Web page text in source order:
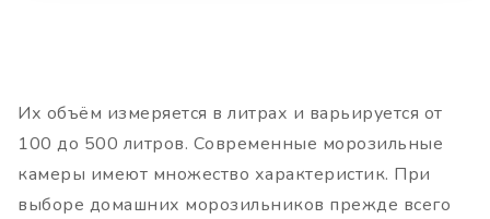
Их объём измеряется в литрах и варьируется от
100 до 500 литров. Современные морозильные
камеры имеют множество характеристик. При
выборе домашних морозильников прежде всего